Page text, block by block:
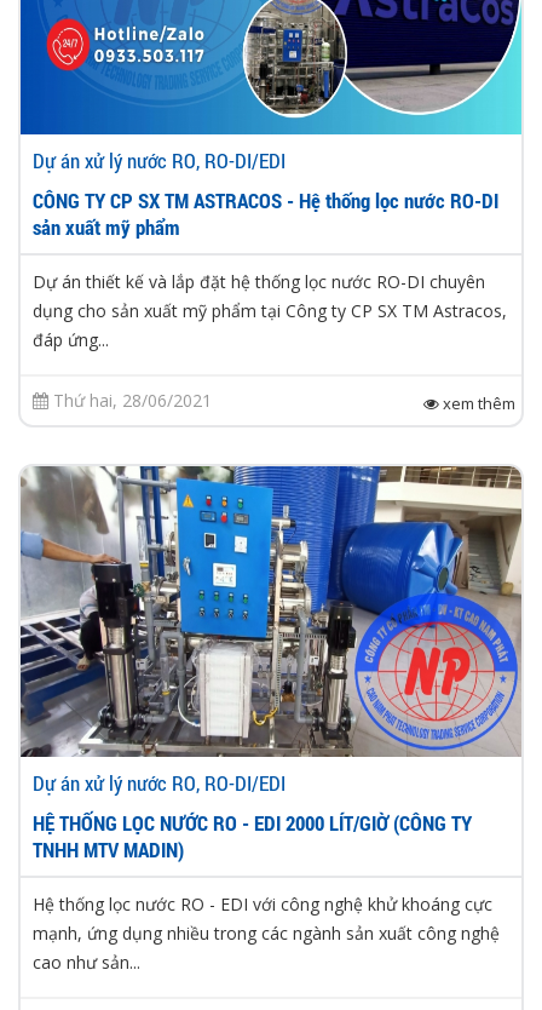
Dự án xử lý nước RO, RO-DI/EDI
CÔNG TY CP SX TM ASTRACOS - Hệ thống lọc nước RO-DI
sản xuất mỹ phẩm
Dự án thiết kế và lắp đặt hệ thống lọc nước RO-DI chuyên
dụng cho sản xuất mỹ phẩm tại Công ty CP SX TM Astracos,
đáp ứng...
Thứ hai, 28/06/2021 xem thêm
Dự án xử lý nước RO, RO-DI/EDI
HỆ THỐNG LỌC NƯỚC RO - EDI 2000 LÍT/GIỜ (CÔNG TY
TNHH MTV MADIN)
Hệ thống lọc nước RO - EDI với công nghệ khử khoáng cực
mạnh, ứng dụng nhiều trong các ngành sản xuất công nghệ
cao như sản...